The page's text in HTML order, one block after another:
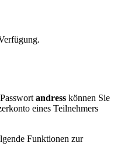
andress können Sie
eines Teilnehmers
Funktionen zur